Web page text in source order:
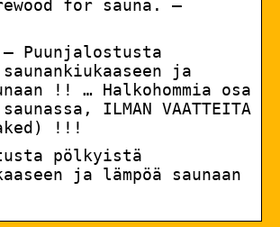
for sauna. –
Puunjalostusta
ja
!! … Halkohommia osa
ILMAN VAATTEITA
!!!
pölkyistä
ja lämpöä saunaan